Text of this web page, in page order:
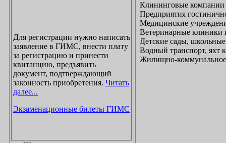
Для регистрации нужно написать
заявление в ГИМС, внести плату
за регистрацию и принести
квитанцию, предъявить
документ, подтверждающий
законность приобретения. Читать
далее...
Экзаменационные билеты ГИМС
Клининговые компании
Предприятия
Медицинские
Ветеринарные клиники
Детские сады,
Водный транспорт,
Жилищно-коммунальное